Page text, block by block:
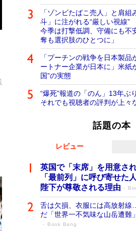
「ゾンビたばこ売人」と肩
斗」に注がれる“厳しい視線
今季は打撃低調、守備にも
奪も選択肢のひとつに」
「プーチンの戦争を日本製
ートナー企業が日本に」米紙
国”の実態
“爆死”報道の「のん」13年
それでも視聴者の評判が上々
話題の本
レビュー
英国で「末席」を用意さ
「最前列」に呼び寄せ
陛下が尊敬される理由
舌は欠損、衣服には高放射
だ「世界一不気味な山岳遭難
Book Bang